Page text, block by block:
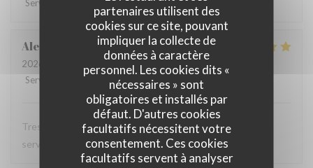
partenaires utilisent des
cookies sur ce site, pouvant
impliquer la collecte de
données à caractère
personnel. Les cookies dits «
nécessaires » sont
obligatoires et installés par
défaut. D'autres cookies
facultatifs nécessitent votre
consentement. Ces cookies
facultatifs servent à analyser
Service
Ambiance : 5/5 Cuisine: 5/5 Qualité / Prix
Alexandra
2026-07-28
- 12:00 - Couverts 1
Service
Ambiance: Cuisine Qualité / Prix
Tres bon restaurant, excellente cuisine et serveuse et
serveur au top